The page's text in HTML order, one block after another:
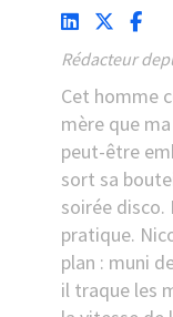
Rédacteur
Cet homme
mère que
peut-être
sort sa
soirée disco.
pratique.
plan : muni
il traque les